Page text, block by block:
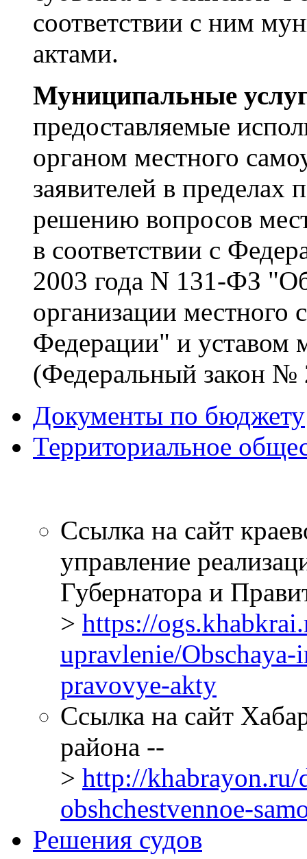
соответствии с ним
актами.
Муниципальные
предоставляемые
органом местного
заявителей в
решению вопросов
в соответствии с
2003 года N 131-ФЗ
организации местного
Федерации" и уставом
(Федеральный закон №
Документы по бюджету
Территориальное
Ссылка на сайт
управление
Губернатора и
> https://
upravlenie/
pravovye-akty
Ссылка на сайт
района --
> http://
obshchestvennoe-
Решения судов